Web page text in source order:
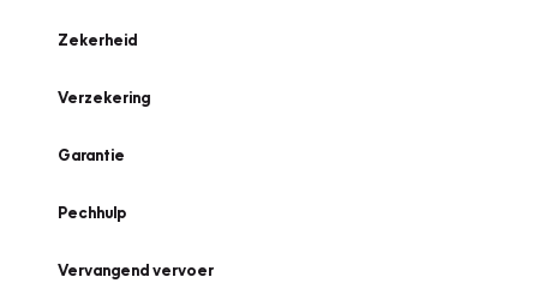
Zekerheid
Verzekering
Garantie
Pechhulp
Vervangend vervoer